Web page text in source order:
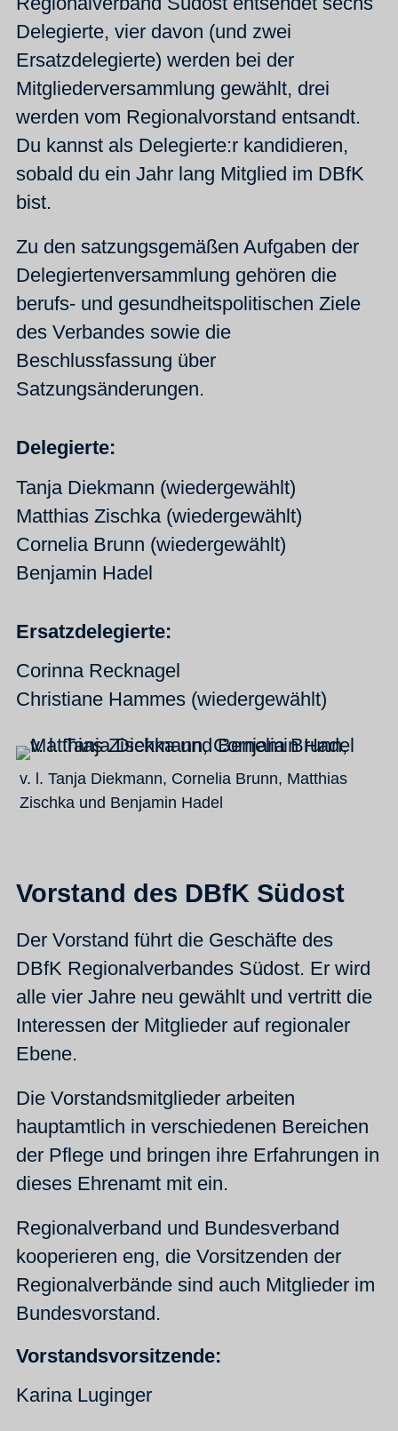
Delegierte, vier davon (und zwei
Ersatzdelegierte) werden bei der
Mitgliederversammlung gewählt, drei
werden vom Regionalvorstand entsandt.
Du kannst als Delegierte:r kandidieren,
sobald du ein Jahr lang Mitglied im DBfK
bist.
Zu den satzungsgemäßen Aufgaben der
Delegiertenversammlung gehören die
berufs- und gesundheitspolitischen Ziele
des Verbandes sowie die
Beschlussfassung über
Satzungsänderungen.
Delegierte:
Tanja Diekmann (wiedergewählt)
Matthias Zischka (wiedergewählt)
Cornelia Brunn (wiedergewählt)
Benjamin Hadel
Ersatzdelegierte:
Corinna Recknagel
Christiane Hammes (wiedergewählt)
v. l. Tanja Diekmann, Cornelia Brunn, Matthias
Zischka und Benjamin Hadel
Vorstand des DBfK Südost
Der Vorstand führt die Geschäfte des
DBfK Regionalverbandes Südost. Er wird
alle vier Jahre neu gewählt und vertritt die
Interessen der Mitglieder auf regionaler
Ebene.
Die Vorstandsmitglieder arbeiten
hauptamtlich in verschiedenen Bereichen
der Pflege und bringen ihre Erfahrungen in
dieses Ehrenamt mit ein.
Regionalverband und Bundesverband
kooperieren eng, die Vorsitzenden der
Regionalverbände sind auch Mitglieder im
Bundesvorstand.
Vorstandsvorsitzende:
Karina Luginger